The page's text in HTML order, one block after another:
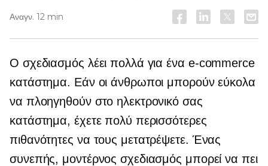
Αναγν. 12 min
Ο σχεδιασμός λέει πολλά για ένα e-commerce
κατάστημα. Εάν οι άνθρωποι μπορούν εύκολα
να πλοηγηθούν στο ηλεκτρονικό σας
κατάστημα, έχετε πολύ περισσότερες
πιθανότητες να τους μετατρέψετε. Ένας
συνεπής, μοντέρνος σχεδιασμός μπορεί να πει